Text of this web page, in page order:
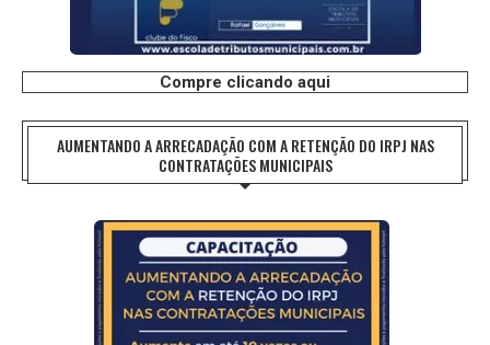
Compre clicando aqui
AUMENTANDO A ARRECADAÇÃO COM A RETENÇÃO DO IRPJ NAS
CONTRATAÇÕES MUNICIPAIS